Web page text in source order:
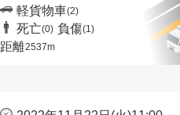
軽貨物車(2)
死亡(0) 負傷(1)
距離2537m